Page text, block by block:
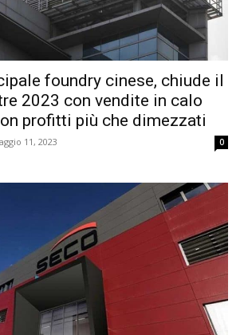
foundry cinese, chiude il
2023 con vendite in calo
profitti più che dimezzati
11, 2023 0